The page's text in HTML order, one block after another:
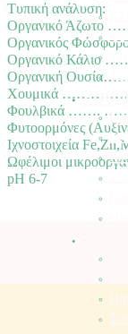
Τυπική ανάλυση:
Οργανικό
Οργανικός
Οργανικό
Οργανική
Χουμικά
Φουλβικά
Φυτοορμόνες
Ιχνοστοιχεία
Ωφέλιμοι
pH 6-7